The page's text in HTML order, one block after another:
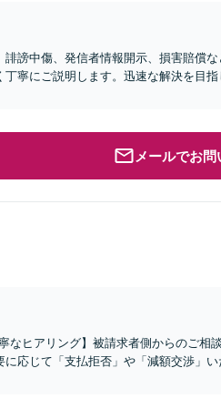
誹謗中傷、発信者情報開示、損害賠償
寧にご説明します。迅速な解決を目
メールでお
なヒアリング】被請求者側からのご相
応じて「支払拒否」や「減額交渉」